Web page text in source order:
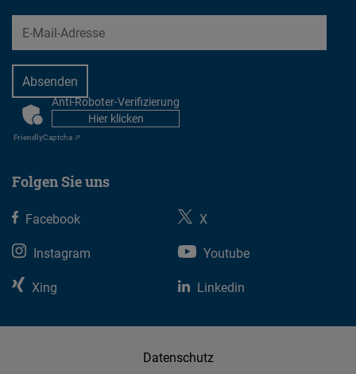
EMail
CAPTCHAAnti-Roboter-Verifizierung
Hier klicken
FriendlyCaptcha ⇗
Folgen Sie uns
Facebook
X
Instagram
Youtube
Xing
Linkedin
Datenschutz